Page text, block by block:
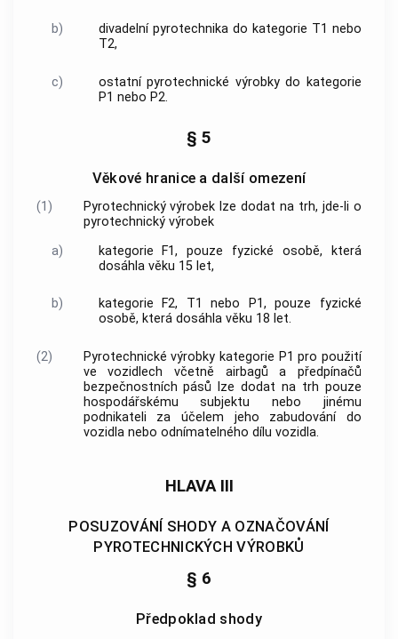
b) divadelní pyrotechnikado kategorie T1 nebo
T2,
c) ostatnípyrotechnické výrobkydo kategorie
P1 nebo P2.
§ 5
Věkové hranice a další omezení
(1) Pyrotechnický výrobek lze dodat na trh, jde-li o
pyrotechnický výrobek
a)
kategorie F1, pouze fyzické osobě, která
dosáhla věku 15 let,
b)
kategorie F2, T1 nebo P1, pouze fyzické
osobě, která dosáhla věku 18 let.
(2) Pyrotechnické výrobky kategorie P1 pro použití
ve vozidlech včetně airbagů a předpínačů
bezpečnostních pásů lze dodat na trh pouze
hospodářskému subjektu nebo jinému
podnikateli za účelem jeho zabudování do
vozidla nebo odnímatelného dílu vozidla.
HLAVA III
POSUZOVÁNÍ SHODY A OZNAČOVÁNÍ
PYROTECHNICKÝCH VÝROBKŮ
§ 6
Předpoklad shody